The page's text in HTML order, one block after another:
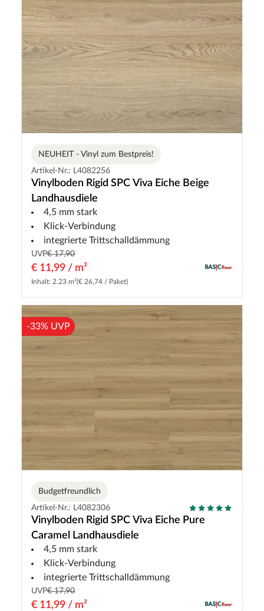
NEUHEIT - Vinyl zum Bestpreis!
Artikel-Nr.: L4082256
Vinylboden Rigid SPC Viva Eiche Beige
Landhausdiele
4,5 mm stark
Klick-Verbindung
integrierte Trittschalldämmung
UVP€ 17,90
€ 11,99 / m²
Inhalt: 2.23 m²(€ 26,74 / Paket)
-33% UVP
Budgetfreundlich
Artikel-Nr.: L4082306
Vinylboden Rigid SPC Viva Eiche Pure
Caramel Landhausdiele
4,5 mm stark
Klick-Verbindung
integrierte Trittschalldämmung
UVP€ 17,90
€ 11,99 / m²